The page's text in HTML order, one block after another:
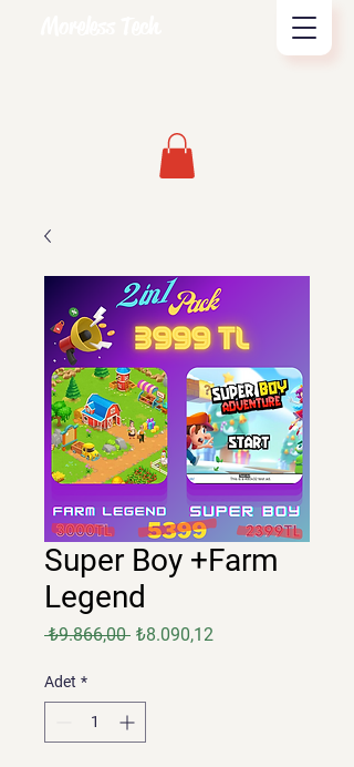
Super Boy +Farm
Legend
₺9.866,00 Normal
₺8.090,12
Adet *